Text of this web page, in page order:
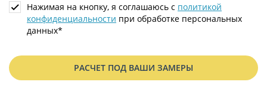
Нажимая на кнопку, я соглашаюсь с политикой
конфиденциальности при обработке персональных
данных*
РАСЧЕТ ПОД ВАШИ ЗАМЕРЫ